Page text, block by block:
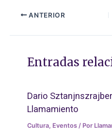
ANTERIOR
Entradas
Dario
Llamamiento
Cultura, Eventos / Por